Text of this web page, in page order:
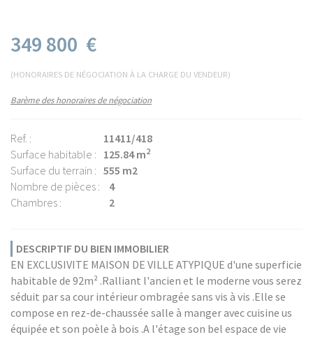
349 800 €
(HONORAIRES DE NÉGOCIATION À LA CHARGE DU VENDEUR)
Barème des honoraires de négociation
Ref. :
11411/418
Surface habitable : 125.84 m2
Surface du terrain : 555 m2
Nombre de pièces :
4
Chambres :
2
DESCRIPTIF DU BIEN IMMOBILIER
EN EXCLUSIVITE MAISON DE VILLE ATYPIQUE d'une superficie
habitable de 92m² .Ralliant l'ancien et le moderne vous serez
séduit par sa cour intérieur ombragée sans vis à vis .Elle se
compose en rez-de-chaussée salle à manger avec cuisine us
équipée et son poèle à bois .A l'étage son bel espace de vie